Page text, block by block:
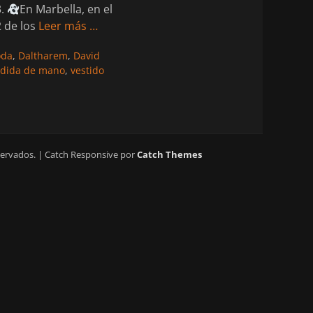
En Marbella, en el
de los Leer más …
, Daltharem, David
de mano, vestido
| Catch Responsive porCatch Themes